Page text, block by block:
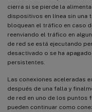
cierra si se pierde la
dispositivos en línea sin una
bloquean el tráfico en caso
reenviando el tráfico en
de red se está ejecutando
desactivado o se ha
persistentes.
Las conexiones aceleradas
después de una falla y
de red en uno de los puntos
pueden continuar como